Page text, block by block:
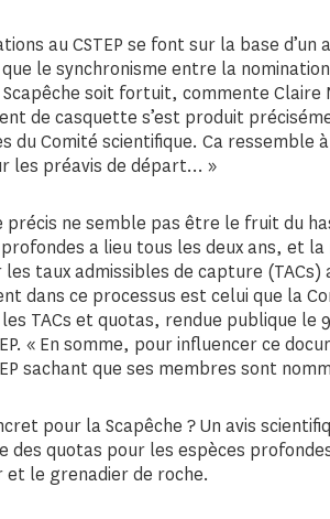
au CSTEP se font sur la base
le synchronisme entre la
soit fortuit, commente Claire
de casquette s’est produit
du Comité scientifique. Ca ressemble
les préavis de départ… »
précis ne semble pas être le fruit du
a lieu tous les deux ans, et
taux admissibles de capture (TACs)
dans ce processus est celui que la
TACs et quotas, rendue publique
« En somme, pour influencer ce
sachant que ses membres sont
pour la Scapêche ? Un avis
des quotas pour les espèces
et le grenadier de roche.